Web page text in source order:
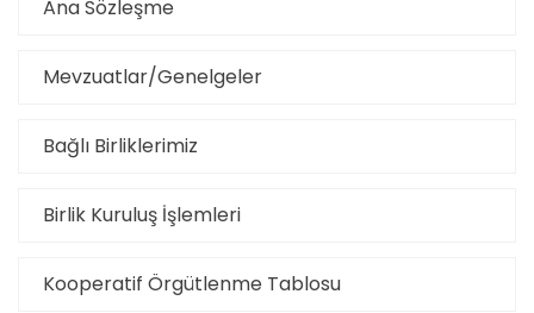
Ana Sözleşme
Mevzuatlar/Genelgeler
Bağlı Birliklerimiz
Birlik Kuruluş İşlemleri
Kooperatif Örgütlenme Tablosu